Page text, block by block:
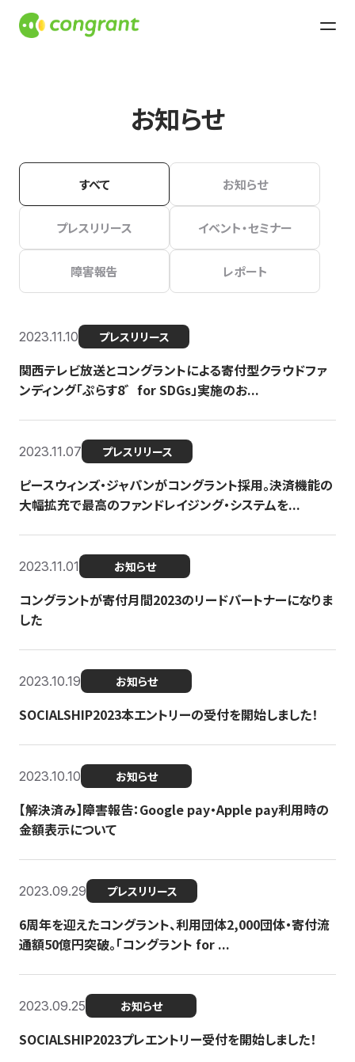
お知らせ
すべて お知らせ
プレスリリース イベント・セミナー
障害報告 レポート
2023.11.10 プレスリリース
関西テレビ放送とコングラントによる寄付型クラウドファ
ンディング「ぷらす8゛for SDGs」実施のお...
2023.11.07 プレスリリース
ピースウィンズ・ジャパンがコングラント採用。決済機能の
大幅拡充で最高のファンドレイジング・システムを...
2023.11.01 お知らせ
コングラントが寄付月間2023のリードパートナーになりま
した
2023.10.19 お知らせ
SOCIALSHIP2023本エントリーの受付を開始しました！
2023.10.10 お知らせ
【解決済み】障害報告：Google pay・Apple pay利用時の
金額表示について
2023.09.29 プレスリリース
6周年を迎えたコングラント、利用団体2,000団体・寄付流
通額50億円突破。「コングラント for ...
2023.09.25 お知らせ
SOCIALSHIP2023プレエントリー受付を開始しました！